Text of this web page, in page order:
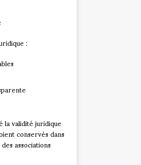
:
validité juridique
conservés dans
associations